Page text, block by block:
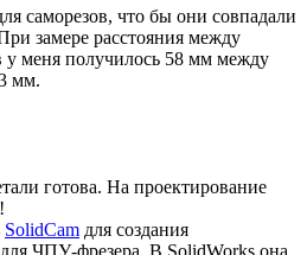
саморезов, что бы они совпадали
замере расстояния между
у меня получилось 58 мм между
мм.
готова. На проектирование
SolidCam для создания